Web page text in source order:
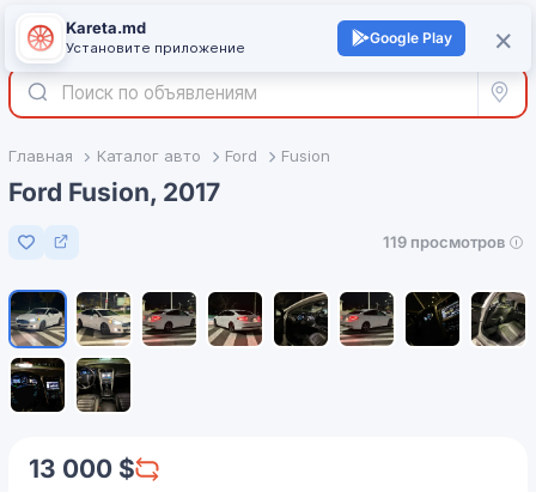
Войти +
Все
Главная Каталог авто Ford Fusion
Ford Fusion, 2017
Добавить в избранное
119 просмотров
13 000 $
×
Kareta.md
Установите приложение
Google Play